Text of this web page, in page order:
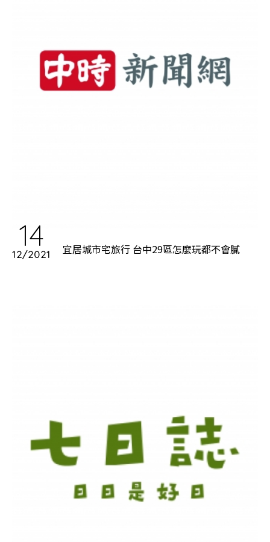
14
12/2021 宜居城市宅旅行 台中29區怎麼玩都不會膩